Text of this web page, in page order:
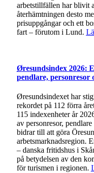
arbetstillfällen har blivit
återhämtningen desto
prisuppgångar och ett
fart – förutom i Lund.
Øresundsindex 2026:
pendlare, personresor
Øresundsindexet har
rekordet på 112 förra
115 indexenheter år
av personresor,
bidrar till att göra
arbetsmarknadsregion.
– danska fritidshus i
på betydelsen av den
för turismen i regionen.